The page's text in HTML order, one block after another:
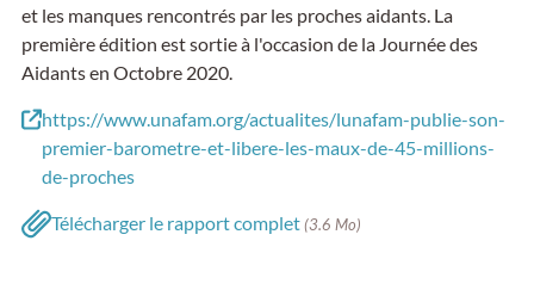
et les manques rencontrés par les proches aidants. La
première édition est sortie à l'occasion de la Journée des
Aidants en Octobre 2020.
https://www.unafam.org/actualites/lunafam-publie-son-
premier-barometre-et-libere-les-maux-de-45-millions-
de-proches
Télécharger le rapport complet(3.6 Mo)